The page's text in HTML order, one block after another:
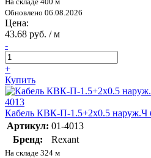
Обновлено 06.08.2026
Цена:
43.68 руб. / м
-
+
Купить
Кабель КВК-П-1.5+2х0.5 наруж.Ч
Артикул: 01-4013
Бренд:
Rexant
На складе 324 м